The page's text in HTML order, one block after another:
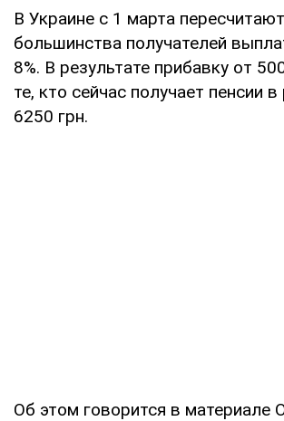
В Украине с 1 марта
большинства получателей
8%. В результате прибавку от
те, кто сейчас получает пенсии
6250 грн.
Об этом говорится в материале